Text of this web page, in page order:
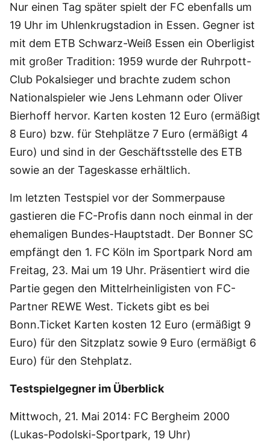
Nur einen Tag später spielt der FC ebenfalls um
19 Uhr im Uhlenkrugstadion in Essen. Gegner ist
mit dem ETB Schwarz-Weiß Essen ein Oberligist
mit großer Tradition: 1959 wurde der Ruhrpott-
Club Pokalsieger und brachte zudem schon
Nationalspieler wie Jens Lehmann oder Oliver
Bierhoff hervor. Karten kosten 12 Euro (ermäßigt
8 Euro) bzw. für Stehplätze 7 Euro (ermäßigt 4
Euro) und sind in der Geschäftsstelle des ETB
sowie an der Tageskasse erhältlich.
Im letzten Testspiel vor der Sommerpause
gastieren die FC-Profis dann noch einmal in der
ehemaligen Bundes-Hauptstadt. Der Bonner SC
empfängt den 1. FC Köln im Sportpark Nord am
Freitag, 23. Mai um 19 Uhr. Präsentiert wird die
Partie gegen den Mittelrheinligisten von FC-
Partner REWE West. Tickets gibt es bei
Bonn.Ticket Karten kosten 12 Euro (ermäßigt 9
Euro) für den Sitzplatz sowie 9 Euro (ermäßigt 6
Euro) für den Stehplatz.
Testspielgegner im Überblick
Mittwoch, 21. Mai 2014: FC Bergheim 2000
(Lukas-Podolski-Sportpark, 19 Uhr)